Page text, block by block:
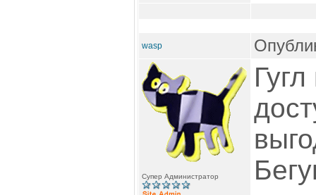
wasp
Супер Администратор